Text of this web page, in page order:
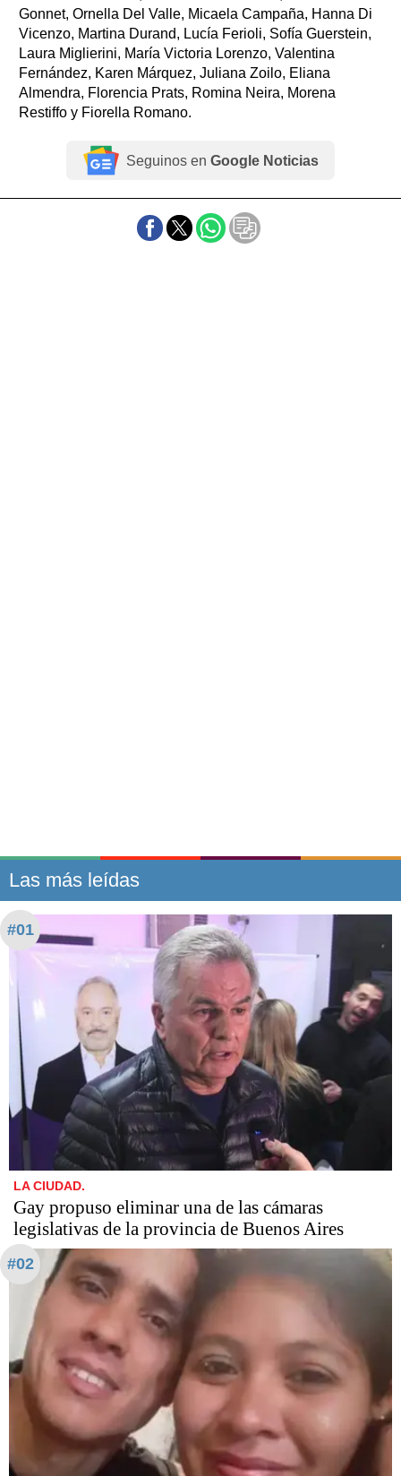
Gonnet, Ornella Del Valle, Micaela Campaña, Hanna Di
Vicenzo, Martina Durand, Lucía Ferioli, Sofía Guerstein,
Laura Miglierini, María Victoria Lorenzo, Valentina
Fernández, Karen Márquez, Juliana Zoilo, Eliana
Almendra, Florencia Prats, Romina Neira, Morena
Restiffo y Fiorella Romano.
Seguinos en Google Noticias
Las más leídas
#01
LA CIUDAD.
Gay propuso eliminar una de las cámaras
legislativas de la provincia de Buenos Aires
#02